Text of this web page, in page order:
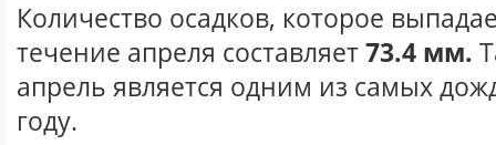
Количество осадков, которое
течение апреля составляет73.4 мм.
апрель является одним из самых
году.